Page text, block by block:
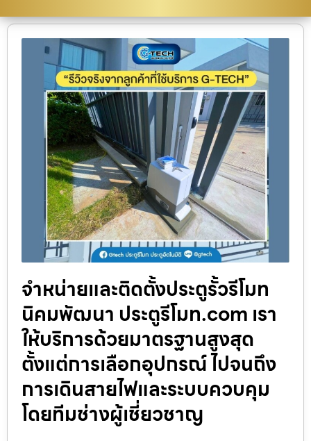
จำหน่ายและติดตั้งประตูรั้วรีโมท
นิคมพัฒนา ประตูรีโมท.com เรา
ให้บริการด้วยมาตรฐานสูงสุด
ตั้งแต่การเลือกอุปกรณ์ ไปจนถึง
การเดินสายไฟและระบบควบคุม
โดยทีมช่างผู้เชี่ยวชาญ